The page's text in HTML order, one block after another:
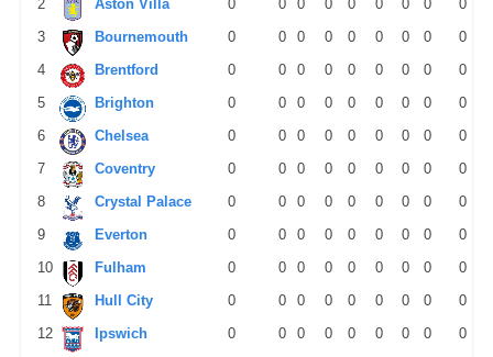
2 Aston Villa 0 0 0 0 0 0 0 0
0
3
Bournemouth 0 0 0 0 0 0 0 0
0
4
Brentford 0 0 0 0 0 0 0 0
0
5
Brighton 0 0 0 0 0 0 0 0
0
6
Chelsea 0 0 0 0 0 0 0 0
0
7
Coventry 0 0 0 0 0 0 0 0
0
8
Crystal Palace 0 0 0 0 0 0 0 0
0
9
Everton 0 0 0 0 0 0 0 0
0
10
Fulham 0 0 0 0 0 0 0 0
0
11
Hull City 0 0 0 0 0 0 0 0
0
12
Ipswich 0 0 0 0 0 0 0 0
0